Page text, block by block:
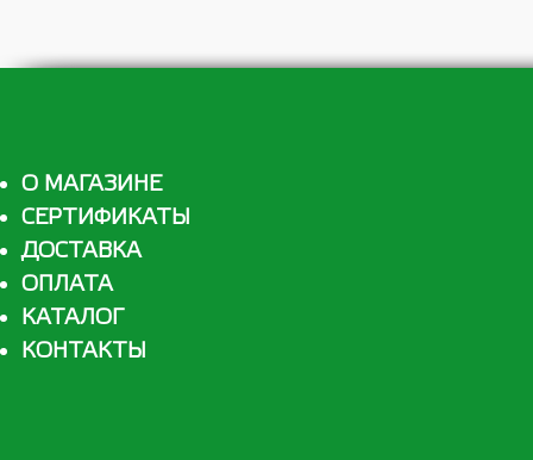
О МАГАЗИНЕ
СЕРТИФИКАТЫ
ДОСТАВКА
ОПЛАТА
КАТАЛОГ
КОНТАКТЫ